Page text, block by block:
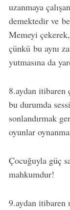
uzanmaya
demektedir ve
Memeyi
çünkü bu aynı
yutmasına da
8.aydan itibaren
bu durumda
sonlandırmak
oyunlar
Çocuğuyla güç
mahkumdur!
9.aydan itibaren